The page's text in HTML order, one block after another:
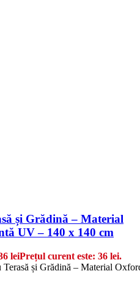
și Grădină – Material
UV – 140 x 140 cm
leiPrețul curent este: 36 lei.
Terasă și Grădină – Material